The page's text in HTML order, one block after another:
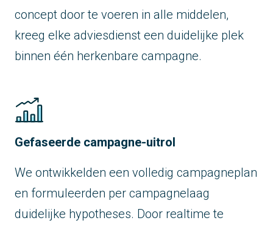
concept door te voeren in alle middelen,
kreeg elke adviesdienst een duidelijke plek
binnen één herkenbare campagne.
Gefaseerde campagne-uitrol
We ontwikkelden een volledig campagneplan
en formuleerden per campagnelaag
duidelijke hypotheses. Door realtime te